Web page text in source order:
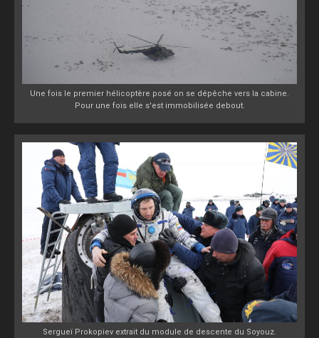
Une fois le premier hélicoptère posé on se dépêche vers la cabine.
Pour une fois elle s'est immobilisée debout.
Sergueï Prokopiev extrait du module de descente du Soyouz.